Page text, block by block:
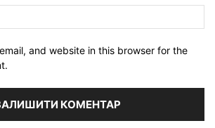
and website in this browser for the